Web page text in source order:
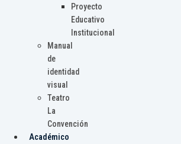
Proyecto
Educativo
Institucional
Manual
de
identidad
visual
Teatro
La
Convención
Académico